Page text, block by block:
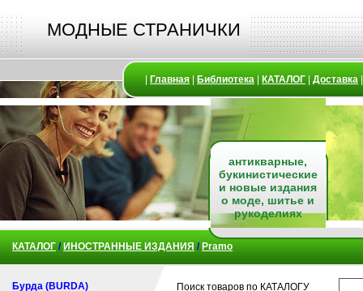
МОДНЫЕ СТРАНИЧКИ
Главная Библиотека КАТАЛОГ Доставка
антикварные,
букинистические
и новые издания
о моде, шитье и
рукоделиях
КАТАЛОГ / ИНОСТРАННЫЕ ИЗДАНИЯ / Pramo
Бурда (BURDA) Поиск товаров по КАТАЛОГУ